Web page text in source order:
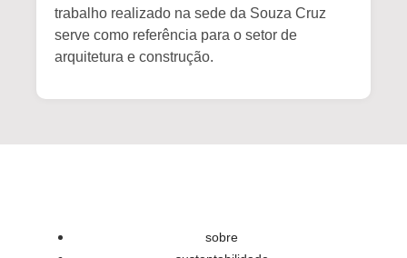
trabalho realizado na sede da Souza Cruz
serve como referência para o setor de
arquitetura e construção.
sobre